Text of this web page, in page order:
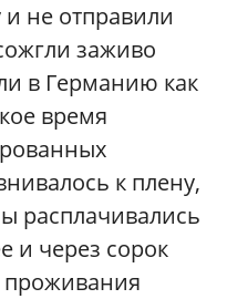
не отправили
заживо
в Германию как
время
к плену,
расплачивались
и через сорок
проживания